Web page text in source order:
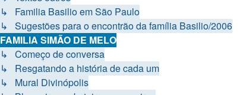
↳ Familia Basilio em São Paulo
↳ Sugestões para o encontrão da família Basilio/2006
FAMILIA SIMÃO DE MELO
↳ Começo de conversa
↳ Resgatando a história de cada um
↳ Mural Divinópolis